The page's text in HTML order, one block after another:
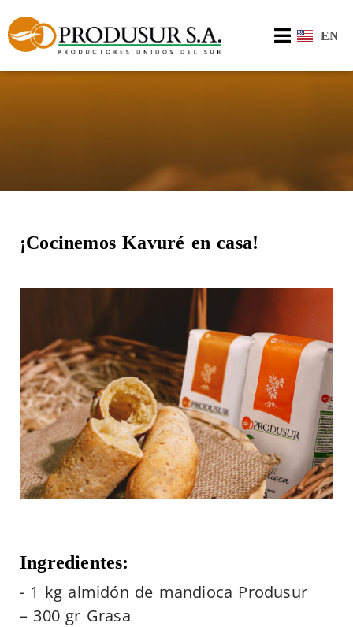
EN
¡Cocinemos Kavuré en casa!​​​
Ingredientes:
-​ 1 kg almidón de mandioca Produsur
– 300 gr Grasa